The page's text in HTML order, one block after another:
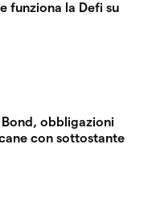
funziona la Defi su
obbligazioni
con sottostante